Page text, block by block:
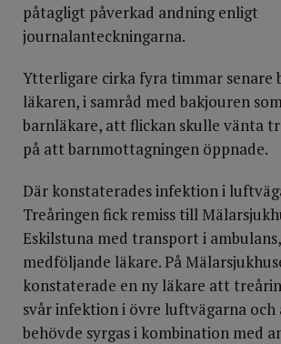
påtagligt påverkad andning enligt
journalanteckningarna.
Ytterligare cirka fyra timmar senare
läkaren, i samråd med bakjouren
barnläkare, att flickan skulle vänta
på att barnmottagningen öppnade.
Där konstaterades infektion i
Treåringen fick remiss till
Eskilstuna med transport i
medföljande läkare. På
konstaterade en ny läkare att
svår infektion i övre luftvägarna
behövde syrgas i kombination med